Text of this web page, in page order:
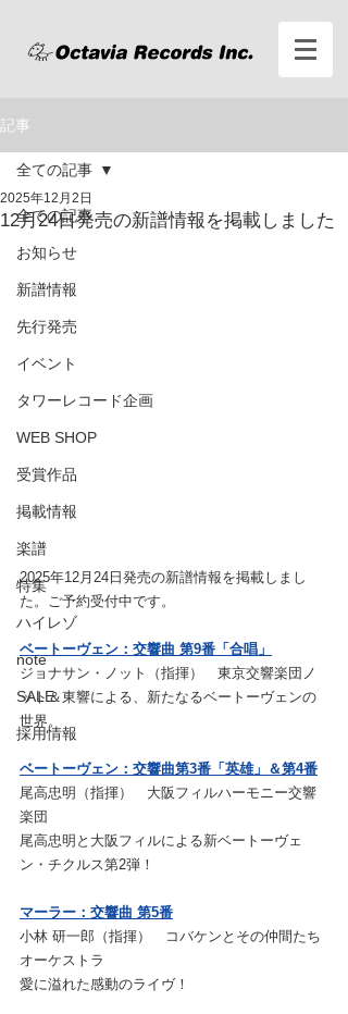
記事
全ての記事
お知らせ
新譜情報
先行発売
イベント
タワーレコード企画
WEB SHOP
受賞作品
掲載情報
楽譜
特集
ハイレゾ
note
SALE
採用情報
全ての記事
12月24日発売の新譜情報を掲載しました
2025年12月2日
2025年12月24日発売の新譜情報を掲載しまし
た。ご予約受付中です。
ベートーヴェン：交響曲 第9番「合唱」
ジョナサン・ノット（指揮）　東京交響楽団ノ
ット＆東響による、新たなるベートーヴェンの
世界。
ベートーヴェン：交響曲第3番「英雄」＆第4番
尾高忠明（指揮）　大阪フィルハーモニー交響
楽団
尾高忠明と大阪フィルによる新ベートーヴェ
ン・チクルス第2弾！
マーラー：交響曲 第5番
小林 研一郎（指揮）　コバケンとその仲間たち
オーケストラ
愛に溢れた感動のライヴ！